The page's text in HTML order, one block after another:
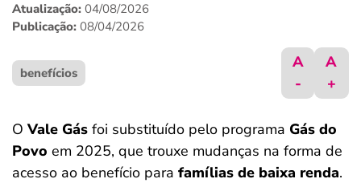
crédito fácil
últimas notícias
Atualização: 04/08/2026
Publicação: 08/04/2026
benefícios
A
-
A
+
OVale Gás foi substituído pelo programa Gás do
Povo em 2025, que trouxe mudanças na forma de
acesso ao benefício para famílias de baixa renda.